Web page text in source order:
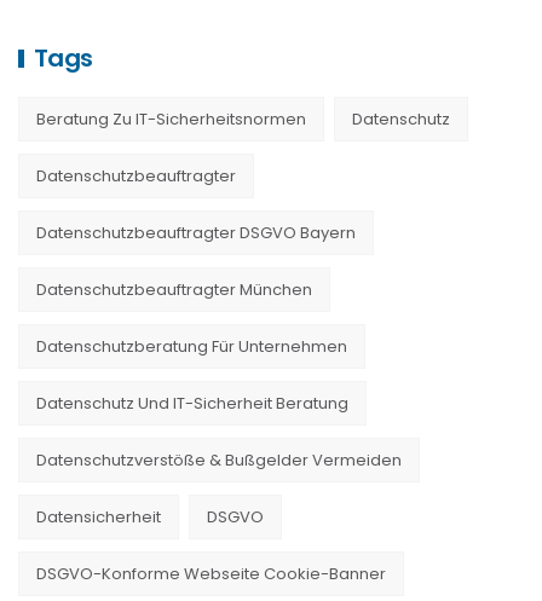
Tags
Beratung Zu IT-Sicherheitsnormen Datenschutz
Datenschutzbeauftragter
Datenschutzbeauftragter DSGVO Bayern
Datenschutzbeauftragter München
Datenschutzberatung Für Unternehmen
Datenschutz Und IT-Sicherheit Beratung
Datenschutzverstöße & Bußgelder Vermeiden
Datensicherheit DSGVO
DSGVO-Konforme Webseite Cookie-Banner